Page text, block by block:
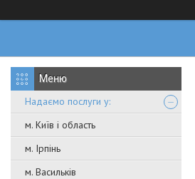
Надаємо послуги у:
м. Київ і область
м. Ірпінь
м. Васильків